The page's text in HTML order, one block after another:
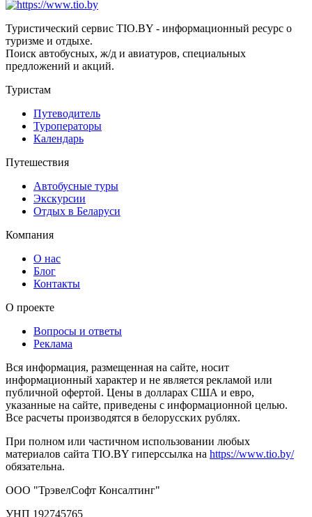
Туристический сервис TIO.BY - информационный ресурс о
туризме и отдыхе.
Поиск автобусных, ж/д и авиатуров, специальных
предложений и акций.
Туристам
Путеводитель
Туроператоры
Календарь
Путешествия
Автобусные туры
Экскурсии
Отдых в Беларуси
Компания
О нас
Блог
Контакты
О проекте
Вопросы и ответы
Реклама
Вся информация, размещенная на сайте, носит
информационный характер и не является рекламой или
публичной офертой. Цены в долларах США и евро,
указанные на сайте, приведены с информационной целью.
Все расчеты производятся в белорусских рублях.
При полном или частичном использовании любых
материалов сайта TIO.BY гиперссылка на https://www.tio.by/
обязательна.
ООО "ТрэвелСофт Консалтинг"
УНП 192745765